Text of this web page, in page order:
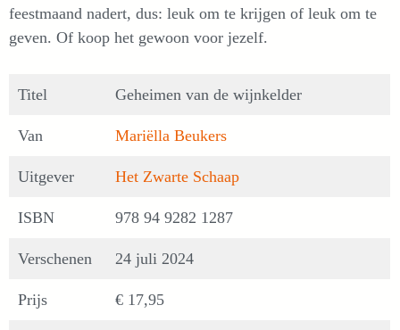
feestmaand nadert, dus: leuk om te krijgen of leuk om te
geven. Of koop het gewoon voor jezelf.
Titel Geheimen van de wijnkelder
Van Mariëlla Beukers
Uitgever Het Zwarte Schaap
ISBN 978 94 9282 1287
Verschenen 24 juli 2024
Prijs € 17,95